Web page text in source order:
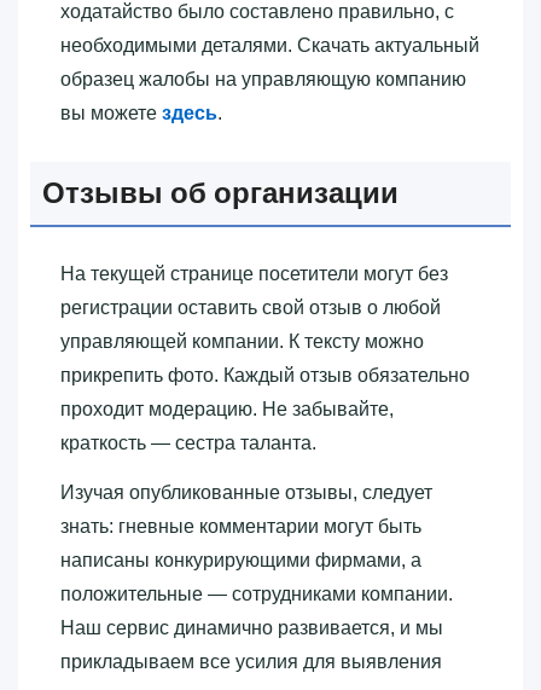
ходатайство было составлено правильно, с
необходимыми деталями. Скачать актуальный
образец жалобы на управляющую компанию
вы можете здесь.
Отзывы об организации
На текущей странице посетители могут без
регистрации оставить свой отзыв о любой
управляющей компании. К тексту можно
прикрепить фото. Каждый отзыв обязательно
проходит модерацию. Не забывайте,
краткость — сестра таланта.
Изучая опубликованные отзывы, следует
знать: гневные комментарии могут быть
написаны конкурирующими фирмами, а
положительные — сотрудниками компании.
Наш сервис динамично развивается, и мы
прикладываем все усилия для выявления